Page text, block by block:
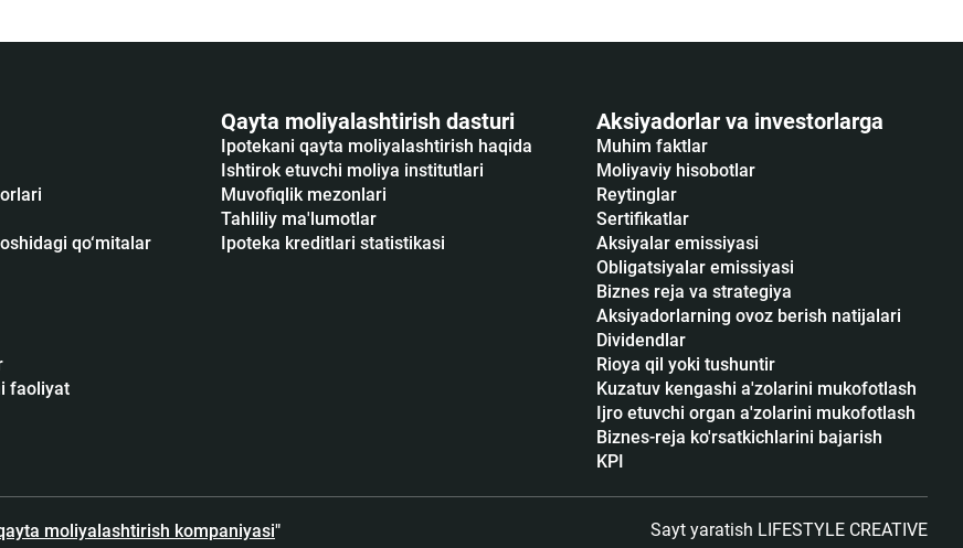
qo‘mitalar
faoliyat
Qayta moliyalashtirish dasturi
Ipotekani qayta moliyalashtirish haqida
Ishtirok etuvchi moliya institutlari
Muvofiqlik mezonlari
Tahliliy ma'lumotlar
Ipoteka kreditlari statistikasi
Aksiyadorlar va investorlarga
Muhim faktlar
Moliyaviy hisobotlar
Reytinglar
Sertifikatlar
Аksiyalar emissiyasi
Obligatsiyalar emissiyasi
Biznes reja va strategiya
Aksiyadorlarning ovoz berish natijalari
Dividendlar
Rioya qil yoki tushuntir
Kuzatuv kengashi a'zolarini mukofotlash
Ijro etuvchi organ a'zolarini mukofotlash
Biznes-reja ko'rsatkichlarini bajarish
KPI
moliyalashtirish kompaniyasi"
Sayt yaratish LIFESTYLE CREATIVE